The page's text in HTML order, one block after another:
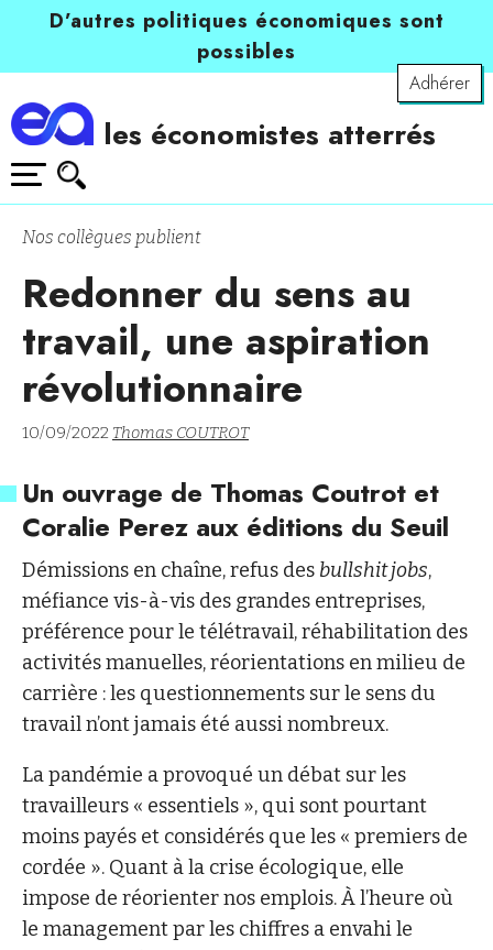
D’autres politiques économiques sont
possibles
Adhérer
les économistes atterrés
Nos collègues publient
Redonner du sens au
travail, une aspiration
révolutionnaire
10/09/2022 Thomas COUTROT
Un ouvrage de Thomas Coutrot et
Coralie Perez aux éditions du Seuil
Démissions en chaîne, refus des bullshit jobs,
méfiance vis-à-vis des grandes entreprises,
préférence pour le télétravail, réhabilitation des
activités manuelles, réorientations en milieu de
carrière : les questionnements sur le sens du
travail n’ont jamais été aussi nombreux.
La pandémie a provoqué un débat sur les
travailleurs « essentiels », qui sont pourtant
moins payés et considérés que les « premiers de
cordée ». Quant à la crise écologique, elle
impose de réorienter nos emplois. À l’heure où
le management par les chiffres a envahi le